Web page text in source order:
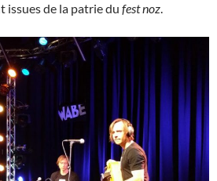
issues de la patrie du fest noz.